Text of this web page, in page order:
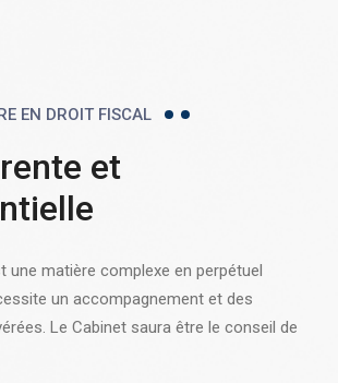
EN DROIT FISCAL
et
une matière complexe en perpétuel
un accompagnement et des
Le Cabinet saura être le conseil de